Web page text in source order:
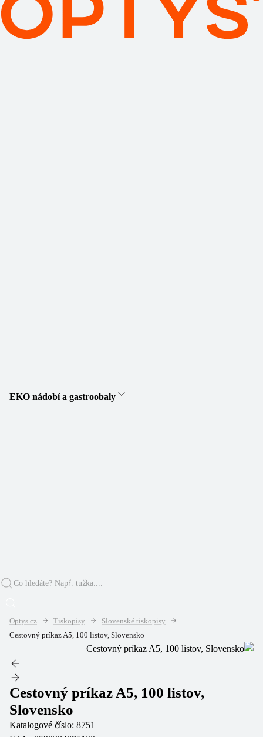
EKO nádobí a gastroobaly
Optys.cz Tiskopisy
Slovenské tiskopisy
Cestovný príkaz A5, 100 listov, Slovensko
Cestovný príkaz A5, 100 listov,
Slovensko
Katalogové číslo: 8751